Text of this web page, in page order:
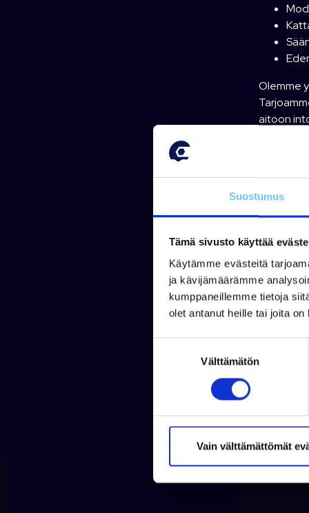
Suostumus
Tämä sivusto käyttää
Käytämme evästeitä
ja kävijämäärämme
kumppaneillemme tietoja
olet antanut heille tai joita
k
Välttämätön
Vain välttämättömät
Olemme
aitoon
Jaa
Kaikki